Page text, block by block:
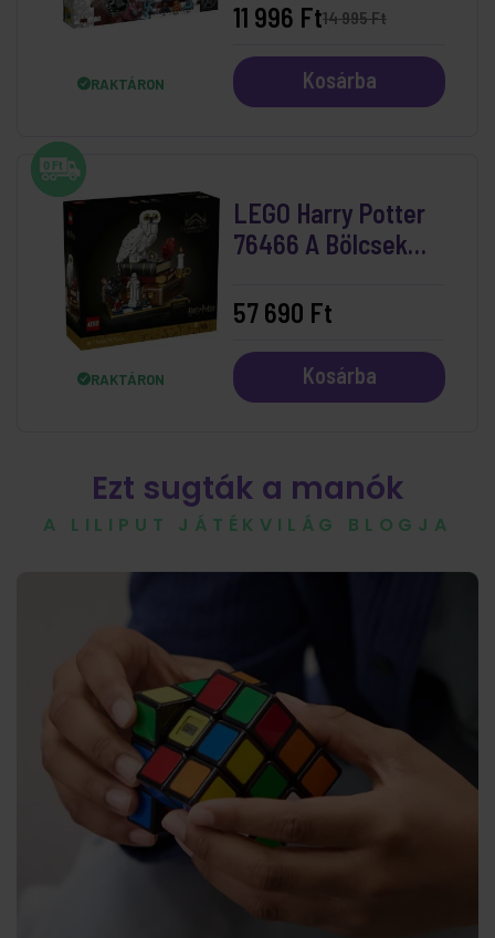
RAKTÁRON
14 995 Ft
11 996 Ft
Kosárba
RAKTÁRON
LEGO Harry Potter
76466 A Bölcsek
Kiadás
57 690 Ft
Kosárba
Ezt sugták a manók
A LILIPUT JÁTÉKVILÁG BLOGJA